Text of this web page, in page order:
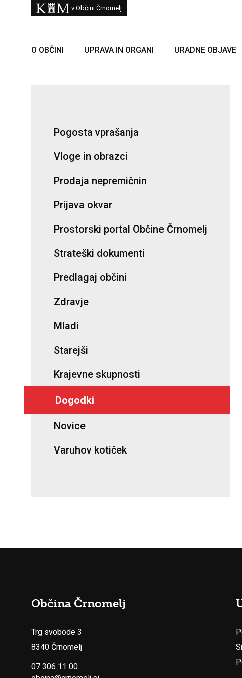
Skoči na vsebino Kam
v Občini Črnomelj
O OBČINI UPRAVA IN ORGANI URADNE OBJAVE
Pogosta vprašanja
Vloge in obrazci
Prodaja nepremičnin
Prijava okvar
Prostorski portal Občine Črnomelj
Strateški dokumenti
Predlagaj občini
Zdravje
Mladi
Starejši
Krajevne skupnosti
Dogodki
Novice
Varuhov kotiček
Občina Črnomelj
Trg svobode 3
8340 Črnomelj
07 306 11 00